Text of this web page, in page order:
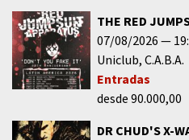
THE RED
07/08/2026
Uniclub C.A.B.A.
Entradas
desde 90.000,00
DR CHUD'S X-